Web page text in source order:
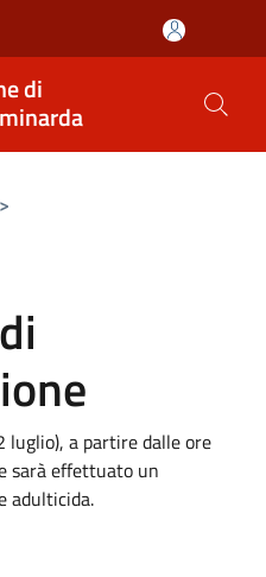
di
>
luglio), a partire dalle ore
sarà effettuato un
adulticida.